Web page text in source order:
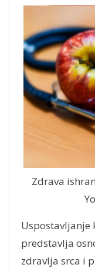
Zdrava
Uspostavljanje
predstavlja
zdravlja srca i